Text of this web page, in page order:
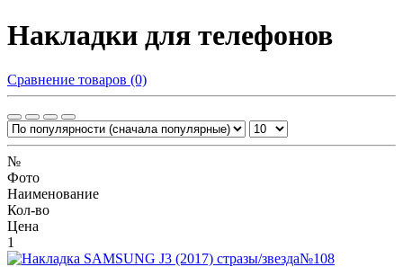
Накладки для телефонов
Сравнение товаров (0)
№
Фото
Наименование
Кол-во
Цена
1